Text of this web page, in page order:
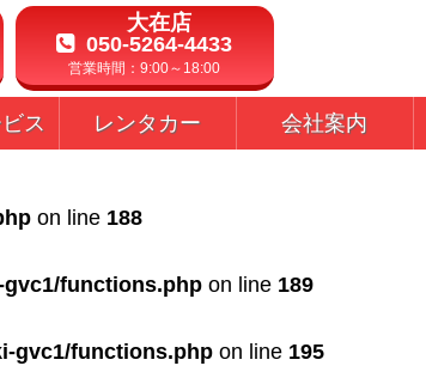
大在店
050-5264-4433
営業時間：9:00～18:00
ス レンタカー 会社案内
on line 188
functions.php on line 189
gvc1/functions.php on line 195